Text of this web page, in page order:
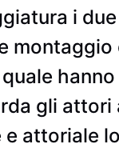
i
gli
attoriale